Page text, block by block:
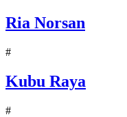
Ria Norsan
#
Kubu Raya
#